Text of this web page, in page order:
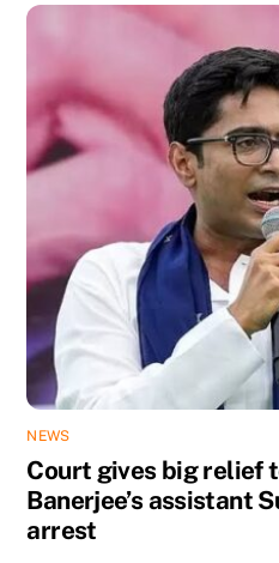
NEWS
Court gives big relief
Banerjee’s assistant
arrest